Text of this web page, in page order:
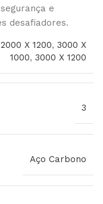
e
desafiadores.
2000 X 1200,3000 X
1000,3000 X 1200
3
Aço Carbono